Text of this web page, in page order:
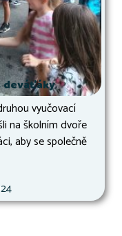
deváťáky
vyučovací
na školním dvoře
aby se společně